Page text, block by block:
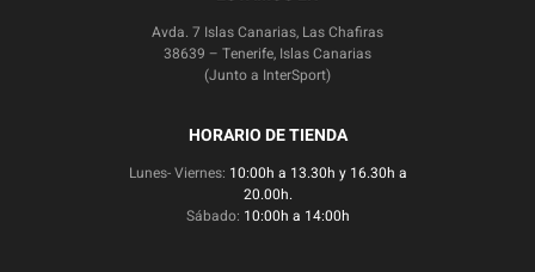
Avda. 7 Islas Canarias, Las Chafiras
38639 – Tenerife, Islas Canarias
(Junto a InterSport)
HORARIO DE TIENDA
Lunes- Viernes: 10:00h a 13.30h y 16.30h a
20.00h.
Sábado: 10:00h a 14:00h